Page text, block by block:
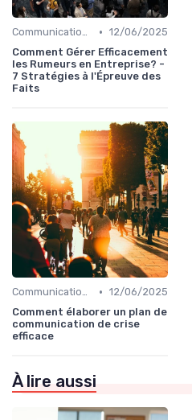
Communication de crise • 12/06/2025
Comment Gérer Efficacement
les Rumeurs en Entreprise? -
7 Stratégies à l'Épreuve des
Faits
Communication de crise • 12/06/2025
Comment élaborer un plan de
communication de crise
efficace
À lire aussi